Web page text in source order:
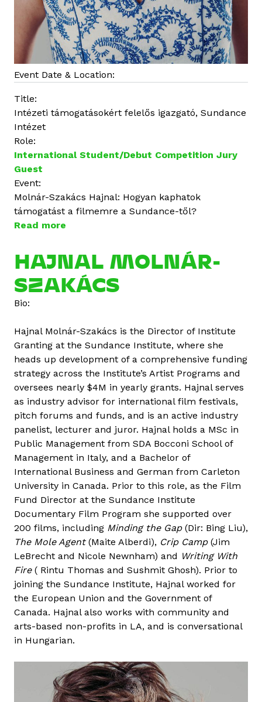
Event Date & Location:
Title:
Intézeti támogatásokért felelős igazgató, Sundance
Intézet
Role:
International Student/Debut Competition Jury
Guest
Event:
Molnár-Szakács Hajnal: Hogyan kaphatok
támogatást a filmemre a Sundance-től?
Read more
o
u
t
M
n
á
r
-
S
z
a
k
á
c
s
H
a
j
n
a
l
HAJNAL MOLNÁR-
SZAKÁCS
Bio:
Hajnal Molnár-Szakács is the Director of Institute
Granting at the Sundance Institute, where she
heads up development of a comprehensive funding
strategy across the Institute’s Artist Programs and
oversees nearly $4M in yearly grants. Hajnal serves
as industry advisor for international film festivals,
pitch forums and funds, and is an active industry
panelist, lecturer and juror. Hajnal holds a MSc in
Public Management from SDA Bocconi School of
Management in Italy, and a Bachelor of
International Business and German from Carleton
University in Canada. Prior to this role, as the Film
Fund Director at the Sundance Institute
Documentary Film Program she supported over
200 films, including Minding the Gap(Dir: Bing Liu),
The Mole Agent(Maite Alberdi), Crip Camp(Jim
LeBrecht and Nicole Newnham) and Writing With
Fire( Rintu Thomas and Sushmit Ghosh). Prior to
joining the Sundance Institute, Hajnal worked for
the European Union and the Government of
Canada. Hajnal also works with community and
arts-based non-profits in LA, and is conversational
in Hungarian.